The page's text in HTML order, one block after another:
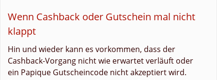
Wenn Cashback oder Gutschein mal nicht
klappt
Hin und wieder kann es vorkommen, dass der
Cashback-Vorgang nicht wie erwartet verläuft oder
ein Papique Gutscheincode nicht akzeptiert wird.